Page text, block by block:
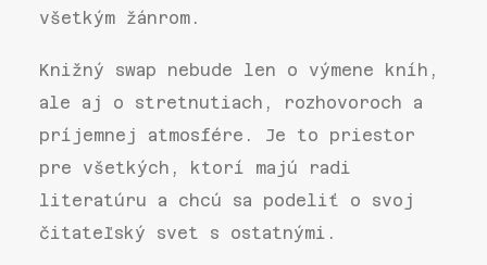
všetkým žánrom.
Knižný swap nebude len o výmene kníh,
ale aj o stretnutiach, rozhovoroch a
príjemnej atmosfére. Je to priestor
pre všetkých, ktorí majú radi
literatúru a chcú sa podeliť o svoj
čitateľský svet s ostatnými.